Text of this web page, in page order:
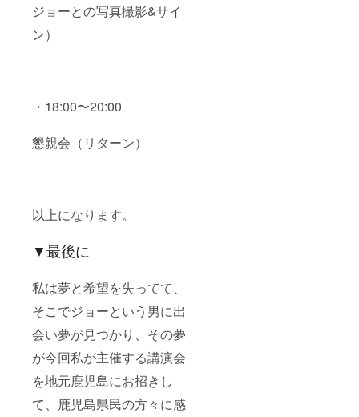
ジョーとの写真撮影&サイ
ン）
・18:00〜20:00
懇親会（リターン）
以上になります。
▼最後に
私は夢と希望を失ってて、
そこでジョーという男に出
会い夢が見つかり、その夢
が今回私が主催する講演会
を地元鹿児島にお招きし
て、鹿児島県民の方々に感